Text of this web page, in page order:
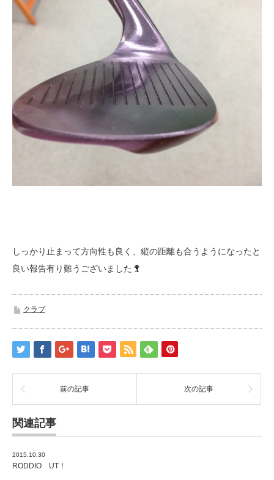
しっかり止まって方向性も良く、縦の距離も合うようになったと
良い報告有り難うございました
クラブ
前の記事 次の記事
関連記事
2015.10.30
RODDIO UT！